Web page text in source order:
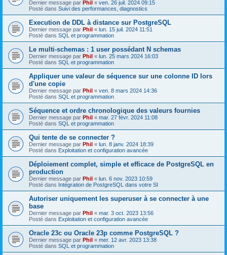
Dernier message par Phil « ven. 26 juil. 2024 09:15
Posté dans Suivi des performances, diagnostics
Execution de DDL à distance sur PostgreSQL
Dernier message par Phil « lun. 15 juil. 2024 11:51
Posté dans SQL et programmation
Le multi-schemas : 1 user possédant N schemas
Dernier message par Phil « lun. 25 mars 2024 16:03
Posté dans SQL et programmation
Appliquer une valeur de séquence sur une colonne ID lors
d'une copie
Dernier message par Phil « ven. 8 mars 2024 14:36
Posté dans SQL et programmation
Séquence et ordre chronologique des valeurs fournies
Dernier message par Phil « mar. 27 févr. 2024 11:08
Posté dans SQL et programmation
Qui tente de se connecter ?
Dernier message par Phil « lun. 8 janv. 2024 18:39
Posté dans Exploitation et configuration avancée
Déploiement complet, simple et efficace de PostgreSQL en
production
Dernier message par Phil « lun. 6 nov. 2023 10:59
Posté dans Intégration de PostgreSQL dans votre SI
Autoriser uniquement les superuser à se connecter à une
base
Dernier message par Phil « mar. 3 oct. 2023 13:56
Posté dans Exploitation et configuration avancée
Oracle 23c ou Oracle 23p comme PostgreSQL ?
Dernier message par Phil « mer. 12 avr. 2023 13:38
Posté dans SQL et programmation